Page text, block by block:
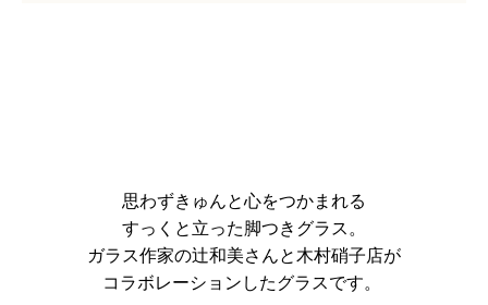
思わずきゅんと心をつかまれる
すっくと立った脚つきグラス。
ガラス作家の辻和美さんと木村硝子店が
コラボレーションしたグラスです。